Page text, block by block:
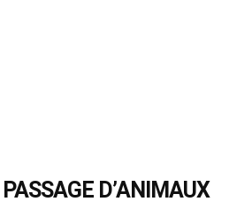
D’ANIMAUX